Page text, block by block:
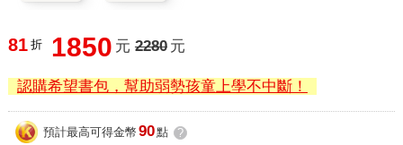
81 折 1850 元 2280 元
認購希望書包，幫助弱勢孩童上學不中斷！
預計最高可得金幣 90點 ?